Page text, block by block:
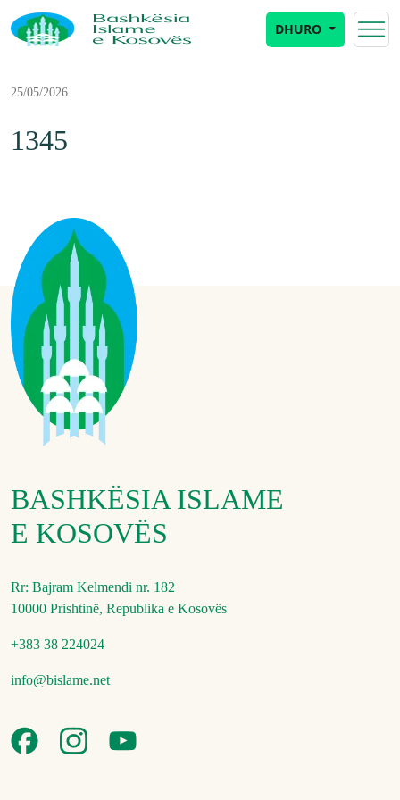
DHURO
25/05/2026
1345
BASHKËSIA ISLAME
E KOSOVËS
Rr: Bajram Kelmendi nr. 182
10000 Prishtinë, Republika e Kosovës
+383 38 224024
info@bislame.net